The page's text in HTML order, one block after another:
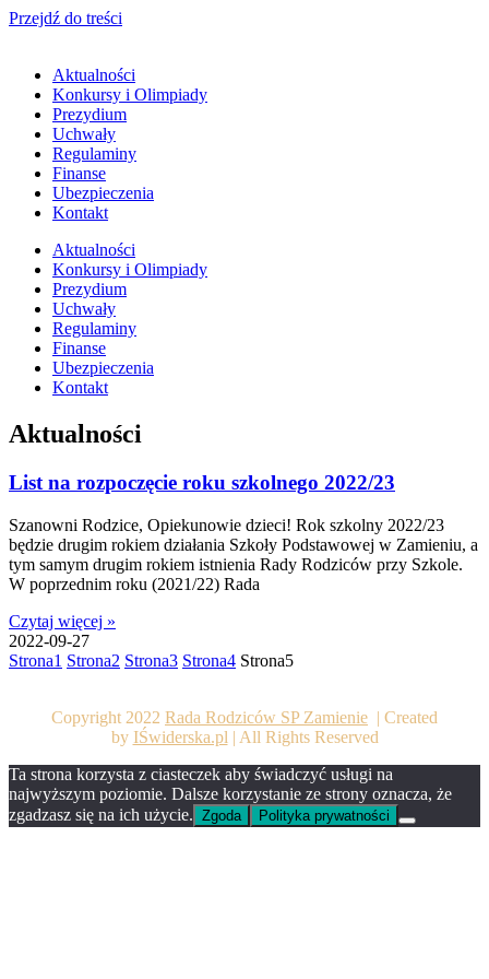
Przejdź do treści
Aktualności
Konkursy i Olimpiady
Prezydium
Uchwały
Regulaminy
Finanse
Ubezpieczenia
Kontakt
Aktualności
Konkursy i Olimpiady
Prezydium
Uchwały
Regulaminy
Finanse
Ubezpieczenia
Kontakt
Aktualności
List na rozpoczęcie roku szkolnego 2022/23
Szanowni Rodzice, Opiekunowie dzieci! Rok szkolny 2022/23
będzie drugim rokiem działania Szkoły Podstawowej w Zamieniu, a
tym samym drugim rokiem istnienia Rady Rodziców przy Szkole.
W poprzednim roku (2021/22) Rada
Czytaj więcej »
2022-09-27
Strona1 Strona2 Strona3 Strona4 Strona5
Copyright 2022 Rada Rodziców SP Zamienie | Created
by IŚwiderska.pl | All Rights Reserved
Ta strona korzysta z ciasteczek aby świadczyć usługi na
najwyższym poziomie. Dalsze korzystanie ze strony oznacza, że
zgadzasz się na ich użycie. Zgoda Polityka prywatności